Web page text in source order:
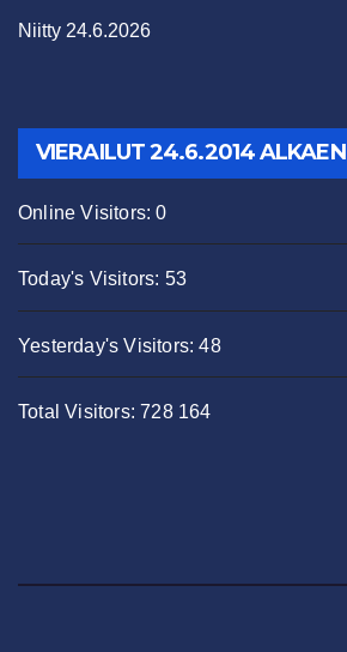
Niitty 24.6.2026
VIERAILUT 24.6.2014 ALKAEN
Online Visitors:0
Today's Visitors: 53
Yesterday's Visitors:48
Total Visitors:728 164